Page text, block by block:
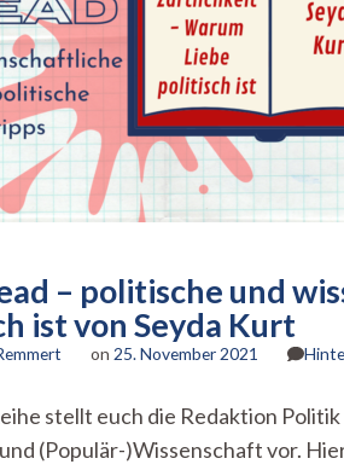
– politische und
ist von Seyda Kurt
on 25. November 2021
stellt euch die Redaktion
(Populär-)Wissenschaft vor.